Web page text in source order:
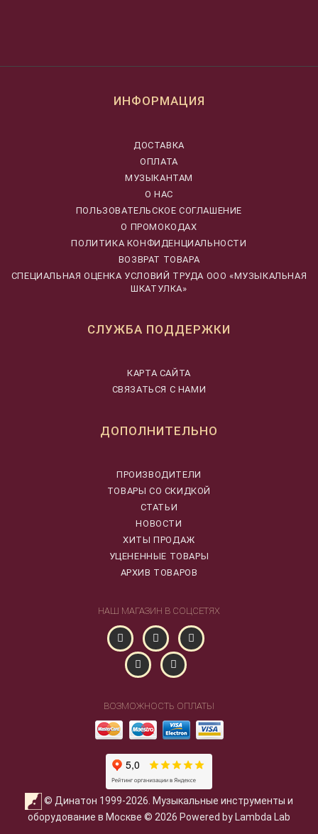
ИНФОРМАЦИЯ
ДОСТАВКА
ОПЛАТА
МУЗЫКАНТАМ
О НАС
ПОЛЬЗОВАТЕЛЬСКОЕ СОГЛАШЕНИЕ
О ПРОМОКОДАХ
ПОЛИТИКА КОНФИДЕНЦИАЛЬНОСТИ
ВОЗВРАТ ТОВАРА
CПЕЦИАЛЬНАЯ ОЦЕНКА УСЛОВИЙ ТРУДА ООО «МУЗЫКАЛЬНАЯ
ШКАТУЛКА»
СЛУЖБА ПОДДЕРЖКИ
КАРТА САЙТА
СВЯЗАТЬСЯ С НАМИ
ДОПОЛНИТЕЛЬНО
ПРОИЗВОДИТЕЛИ
ТОВАРЫ СО СКИДКОЙ
СТАТЬИ
НОВОСТИ
ХИТЫ ПРОДАЖ
УЦЕНЕННЫЕ ТОВАРЫ
АРХИВ ТОВАРОВ
НАШ МАГАЗИН В СОЦСЕТЯХ
ВОЗМОЖНОСТЬ ОПЛАТЫ
© Динатон 1999-2026. Музыкальные инструменты и
оборудование в Москве © 2026 Powered by Lambda Lab